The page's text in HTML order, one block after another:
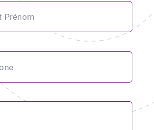
Prénom